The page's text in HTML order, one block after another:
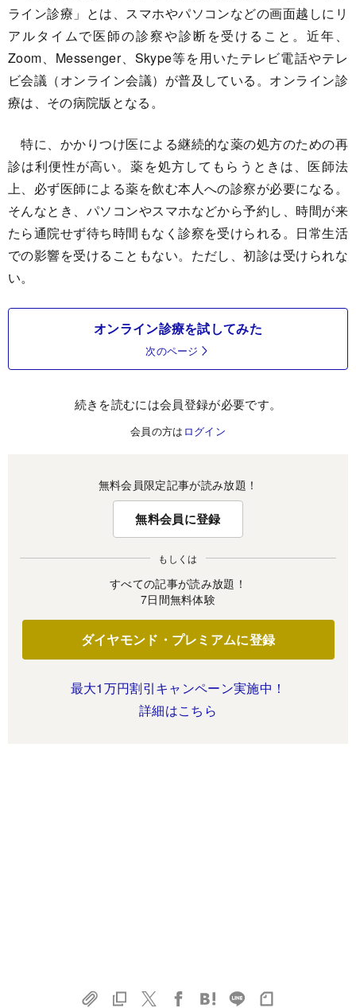
ライン診療」とは、スマホやパソコンなどの画面越しにリ
アルタイムで医師の診察や診断を受けること。近年、
Zoom、Messenger、Skype等を用いたテレビ電話やテレ
ビ会議（オンライン会議）が普及している。オンライン診
療は、その病院版となる。
特に、かかりつけ医による継続的な薬の処方のための再
診は利便性が高い。薬を処方してもらうときは、医師法
上、必ず医師による薬を飲む本人への診察が必要になる。
そんなとき、パソコンやスマホなどから予約し、時間が来
たら通院せず待ち時間もなく診察を受けられる。日常生活
での影響を受けることもない。ただし、初診は受けられな
い。
オンライン診療を試してみた
次のページ
続きを読むには会員登録が必要です。
会員の方は ログイン
無料会員限定記事が読み放題！
無料会員に登録
もしくは
すべての記事が読み放題！
7日間無料体験
ダイヤモンド・プレミアムに登録
最大1万円割引キャンペーン実施中！
詳細はこちら